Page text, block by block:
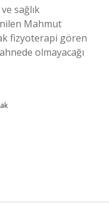
sağlık
Mahmut
fizyoterapi gören
olmayacağı